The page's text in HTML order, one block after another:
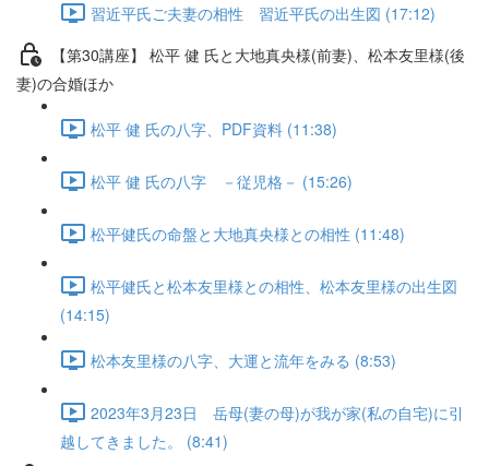
習近平氏ご夫妻の相性 習近平氏の出生図 (17:12)
【第30講座】 松平 健 氏と大地真央様(前妻)、松本友里様(後
妻)の合婚ほか
松平 健 氏の八字、PDF資料 (11:38)
松平 健 氏の八字 －従児格－ (15:26)
松平健氏の命盤と大地真央様との相性 (11:48)
松平健氏と松本友里様との相性、松本友里様の出生図
(14:15)
松本友里様の八字、大運と流年をみる (8:53)
2023年3月23日 岳母(妻の母)が我が家(私の自宅)に引
越してきました。 (8:41)